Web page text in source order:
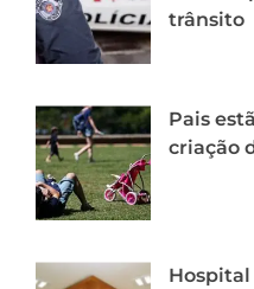
trânsito
Pais
criação